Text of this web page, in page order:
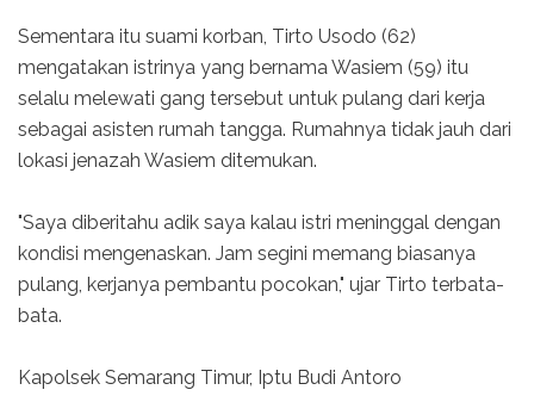
Sementara itu suami korban, Tirto Usodo (62)
mengatakan istrinya yang bernama Wasiem (59) itu
selalu melewati gang tersebut untuk pulang dari kerja
sebagai asisten rumah tangga. Rumahnya tidak jauh dari
lokasi jenazah Wasiem ditemukan.
"Saya diberitahu adik saya kalau istri meninggal dengan
kondisi mengenaskan. Jam segini memang biasanya
pulang, kerjanya pembantu pocokan," ujar Tirto terbata-
bata.
Kapolsek Semarang Timur, Iptu Budi Antoro